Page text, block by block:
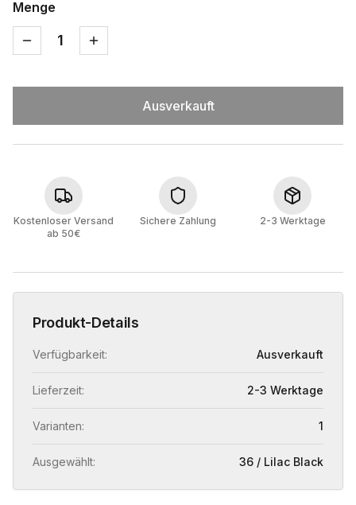
Menge
1
Ausverkauft
Kostenloser Versand
ab 50€
Sichere Zahlung 2-3 Werktage
Produkt-Details
Verfügbarkeit: Ausverkauft
Lieferzeit: 2-3 Werktage
Varianten: 1
Ausgewählt: 36 / Lilac Black